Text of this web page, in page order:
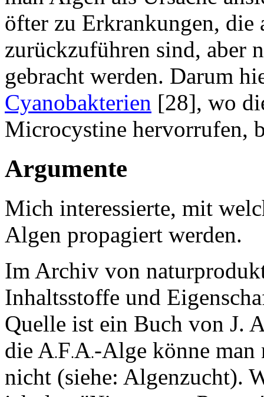
öfter zu Erkrankungen, die
zurückzuführen sind, aber
gebracht werden. Darum
Cyanobakterien [28], wo
Microcystine hervorrufen,
Argumente
Mich interessierte, mit
Algen propagiert werden.
Im Archiv von
Inhaltsstoffe und
Quelle ist ein Buch von J.
die A.F.A.-Alge könne man
nicht (siehe: Algenzucht).